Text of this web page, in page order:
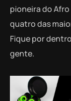
pioneira do
quatro das
Fique por
gente.